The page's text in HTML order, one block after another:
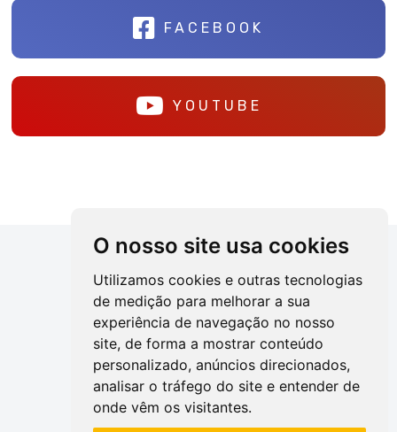
O nosso site usa cookies
Utilizamos cookies e outras tecnologias
de medição para melhorar a sua
experiência de navegação no nosso
site, de forma a mostrar conteúdo
personalizado, anúncios direcionados,
analisar o tráfego do site e entender de
onde vêm os visitantes.
FACEBOOK
YOUTUBE
(82) 2123-2402
Alterne entre as áreas